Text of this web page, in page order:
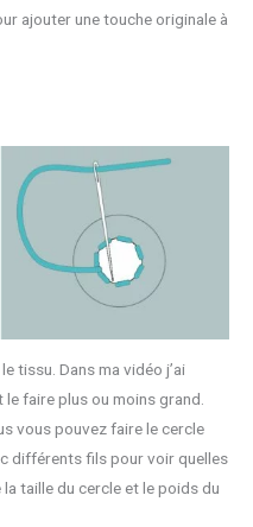
ajouter une touche originale à
tissu. Dans ma vidéo j’ai
le faire plus ou moins grand.
vous pouvez faire le cercle
différents fils pour voir quelles
taille du cercle et le poids du